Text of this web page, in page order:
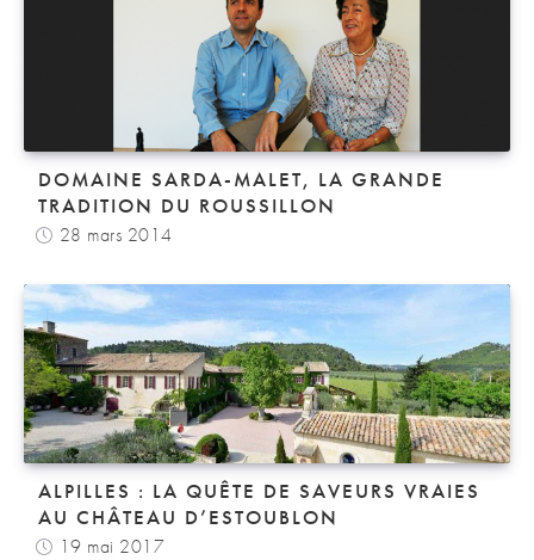
DOMAINE SARDA-MALET, LA GRANDE
TRADITION DU ROUSSILLON
28 mars 2014
ALPILLES : LA QUÊTE DE SAVEURS VRAIES
AU CHÂTEAU D’ESTOUBLON
19 mai 2017